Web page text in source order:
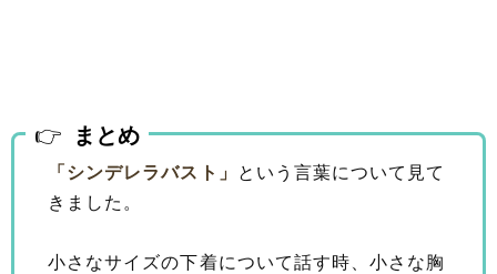
まとめ
「シンデレラバスト」
という言葉について見て
きました。
小さなサイズの下着について話す時、小さな胸